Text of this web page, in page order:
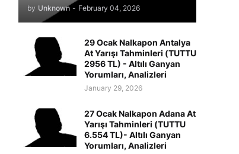
by Unknown - February 04, 2026
29 Ocak Nalkapon Antalya
At Yarışı Tahminleri (TUTTU
2956 TL) - Altılı Ganyan
Yorumları, Analizleri
January 29, 2026
27 Ocak Nalkapon Adana At
Yarışı Tahminleri (TUTTU
6.554 TL)- Altılı Ganyan
Yorumları, Analizleri